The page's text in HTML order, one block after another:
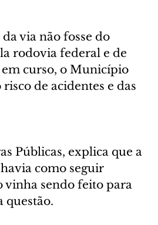
via não fosse do
rodovia federal e de
curso, o Município
de acidentes e das
Públicas, explica que a
como seguir
vinha sendo feito para
questão.